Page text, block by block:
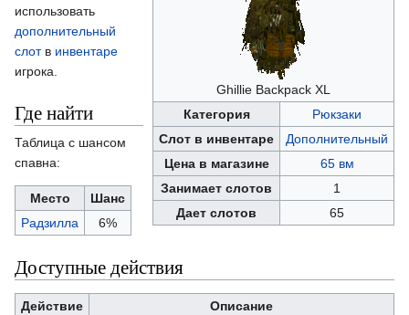
Ghillie Backpack XL
Категория
Рюкзаки
Слот в инвентаре
Дополнительный
Цена в магазине
65 вм
Занимает слотов
1
Дает слотов
65
использовать
дополнительный
слотв инвентаре
игрока.
Где найти
Таблица с шансом
спавна:
Место
Шанс
Радзилла
6%
Доступные действия
Действие Описание